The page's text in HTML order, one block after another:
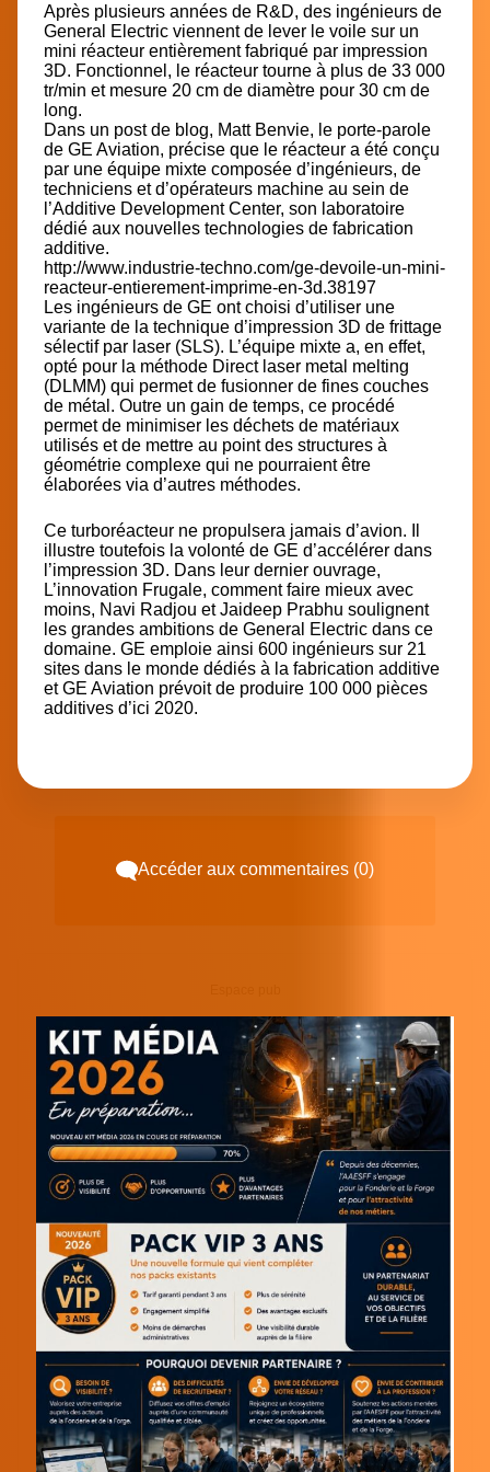
Après plusieurs années de R&D, des ingénieurs de
General Electric viennent de lever le voile sur un
mini réacteur entièrement fabriqué par impression
3D. Fonctionnel, le réacteur tourne à plus de 33 000
tr/min et mesure 20 cm de diamètre pour 30 cm de
long.
Dans un post de blog, Matt Benvie, le porte-parole
de GE Aviation, précise que le réacteur a été conçu
par une équipe mixte composée d’ingénieurs, de
techniciens et d’opérateurs machine au sein de
l’Additive Development Center, son laboratoire
dédié aux nouvelles technologies de fabrication
additive.
http://www.industrie-techno.com/ge-devoile-un-mini-
reacteur-entierement-imprime-en-3d.38197
Les ingénieurs de GE ont choisi d’utiliser une
variante de la technique d’impression 3D de frittage
sélectif par laser (SLS). L’équipe mixte a, en effet,
opté pour la méthode Direct laser metal melting
(DLMM) qui permet de fusionner de fines couches
de métal. Outre un gain de temps, ce procédé
permet de minimiser les déchets de matériaux
utilisés et de mettre au point des structures à
géométrie complexe qui ne pourraient être
élaborées via d’autres méthodes.
Ce turboréacteur ne propulsera jamais d’avion. Il
illustre toutefois la volonté de GE d’accélérer dans
l’impression 3D. Dans leur dernier ouvrage,
L’innovation Frugale, comment faire mieux avec
moins, Navi Radjou et Jaideep Prabhu soulignent
les grandes ambitions de General Electric dans ce
domaine. GE emploie ainsi 600 ingénieurs sur 21
sites dans le monde dédiés à la fabrication additive
et GE Aviation prévoit de produire 100 000 pièces
additives d’ici 2020.
Accéder aux commentaires (0)